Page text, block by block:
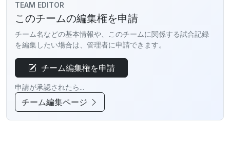
TEAM EDITOR
このチームの編集権を申請
チーム名などの基本情報や、このチームに関係する試合記録
を編集したい場合は、管理者に申請できます。
チーム編集権を申請
申請が承認されたら...
チーム編集ページ